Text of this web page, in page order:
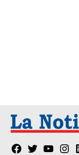
Facebook
TwitterYouTube